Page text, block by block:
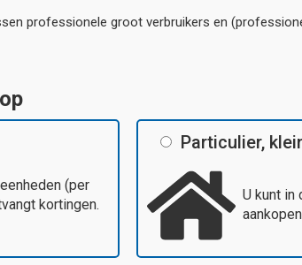
en diverse vormen,
Specificaties
professionele groot verbruikers en
(per
kortingen.
Particulier,
U kunt in